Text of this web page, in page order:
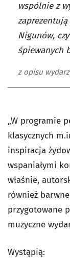
wspólnie z
Nigunów,
śpiewanych
z opisu
„W programie
klasycznych
inspiracja
wspaniałymi
właśnie,
również
przygotowane
muzyczne
Wystąpią: